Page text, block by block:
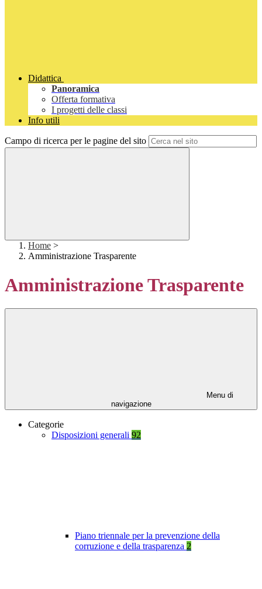
Didattica
Panoramica
Offerta formativa
I progetti delle classi
Info utili
Campo di ricerca per le pagine del sito
Home >
Amministrazione Trasparente
Amministrazione Trasparente
Menu di
navigazione
Categorie
Disposizioni generali 92
Piano triennale per la prevenzione della
corruzione e della trasparenza 2